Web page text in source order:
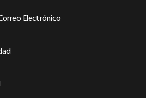
Electrónico